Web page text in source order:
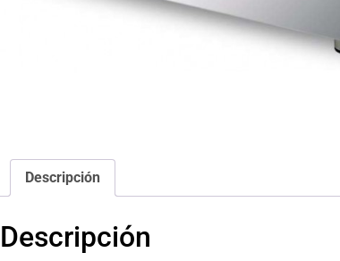
Descripción
Descripción